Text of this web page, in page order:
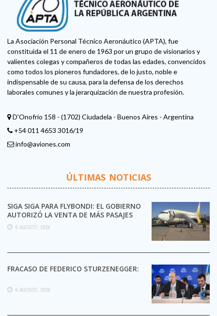
La Asociación Personal Técnico Aeronáutico (APTA), fue
constituida el 11 de enero de 1963 por un grupo de visionarios y
valientes colegas y compañeros de todas las edades, convencidos
como todos los pioneros fundadores, de lo justo, noble e
indispensable de su causa, para la defensa de los derechos
laborales comunes y la jerarquización de nuestra profesión.
D'Onofrio 158 - (1702) Ciudadela - Buenos Aires - Argentina
+54 011 4653 3016/19
info@aviones.com
ÚLTIMAS NOTICIAS
SIGA SIGA PARA FLYBONDI: EL GOBIERNO
AUTORIZÓ LA VENTA DE MÁS PASAJES
6 AGOSTO, 2026
FRACASO DE FEDERICO STURZENEGGER:
6 AGOSTO, 2026